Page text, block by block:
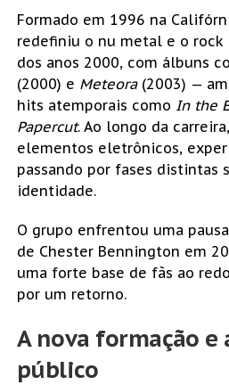
Formado em 1996 na
redefiniu o nu metal e o
dos anos 2000, com álbuns
(2000) e Meteora(2003) —
hits atemporais como In the
Papercut. Ao longo da
elementos eletrônicos,
passando por fases distintas
identidade.
O grupo enfrentou uma
de Chester Bennington em
uma forte base de fãs ao
por um retorno.
A nova formação e
público